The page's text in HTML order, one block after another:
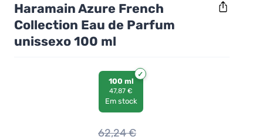
Haramain Azure French
Collection Eau de Parfum
unissexo 100 ml
100 ml
47,87 €
Em stock
62,24€